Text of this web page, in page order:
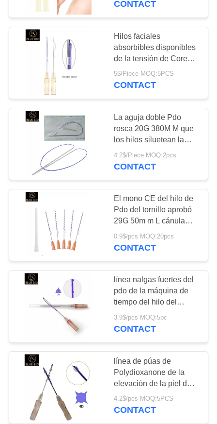
Pluma ácida
hialurónica
10
Otros productos de
belleza
Ampolla ácida
hialurónica
Aguja ácida
hialurónica de la
inyección
CONTACT
Hilos faciales
absorbibles disponibles
de la tensión de Corea
de la certificación del Ce
de Mesh Pdo Thread
5$/Piece MOQ:5PCS
CONTACT
La aguja doble Pdo
rosca 20G 380M M que
los hilos siluetean la
elevación fuerte suave
de la piel
4.2$/Piece MOQ:2pcs
CONTACT
El mono CE del hilo de
Pdo del tornillo aprobó
29G 50m m L cánula
embotada Hilos
Tensores de la aguja
0.9$/pcs MOQ:20pcs
CONTACT
línea nalgas fuertes del
pdo de la máquina de
tiempo del hilo del
diente de 3d Pdo de
Corea que levantan el
3.9$/pcs MOQ:5pc
CONTACT
línea de púas de
Polydioxanone de la
elevación de la piel del
diente absorbible al por
mayor de Corea 23g
4.2$/pcs MOQ:5PCS
CONTACT